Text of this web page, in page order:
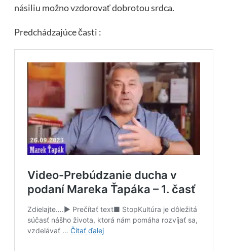
násiliu možno vzdorovať dobrotou srdca.
Predchádzajúce časti :